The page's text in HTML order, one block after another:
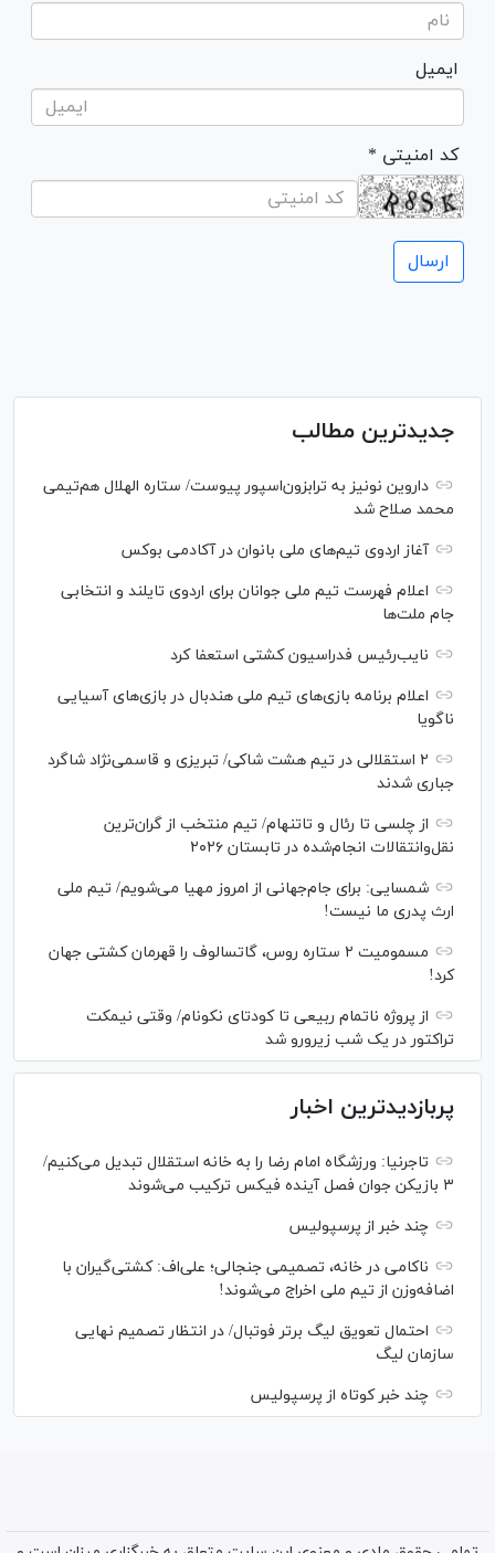
ایمیل
* کد امنیتی
جدیدترین مطالب
داروین نونیز به ترابزون‌اسپور پیوست/ ستاره الهلال هم‌تیمی
محمد صلاح شد
آغاز اردوی تیم‌های ملی بانوان در آکادمی بوکس
اعلام فهرست تیم ملی جوانان برای اردوی تایلند و انتخابی
جام ملت‌ها
نایب‌رئیس فدراسیون کشتی استعفا کرد
اعلام برنامه بازی‌های تیم ملی هندبال در بازی‌های آسیایی
ناگویا
۲ استقلالی در تیم هشت شاکی/ تبریزی و قاسمی‌نژاد شاگرد
جباری شدند
از چلسی تا رئال و تاتنهام/ تیم منتخب از گران‌ترین
نقل‌وانتقالات انجام‌شده در تابستان ۲۰۲۶
شمسایی: برای جام‌جهانی از امروز مهیا می‌شویم/ تیم ملی
ارث پدری ما نیست!
مسمومیت ۲ ستاره روس، گاتسالوف را قهرمان کشتی جهان
کرد!
از پروژه ناتمام ربیعی تا کودتای نکونام/ وقتی نیمکت
تراکتور در یک شب زیرورو شد
پربازدیدترین اخبار
تاجرنیا: ورزشگاه امام رضا را به خانه استقلال تبدیل می‌کنیم/
۳ بازیکن جوان فصل آینده فیکس ترکیب می‌شوند
چند خبر از پرسپولیس
ناکامی در خانه، تصمیمی جنجالی؛ علی‌اف: کشتی‌گیران با
اضافه‌وزن از تیم ملی اخراج می‌شوند!
احتمال تعویق لیگ برتر فوتبال/ در انتظار تصمیم نهایی
سازمان لیگ
چند خبر کوتاه از پرسپولیس